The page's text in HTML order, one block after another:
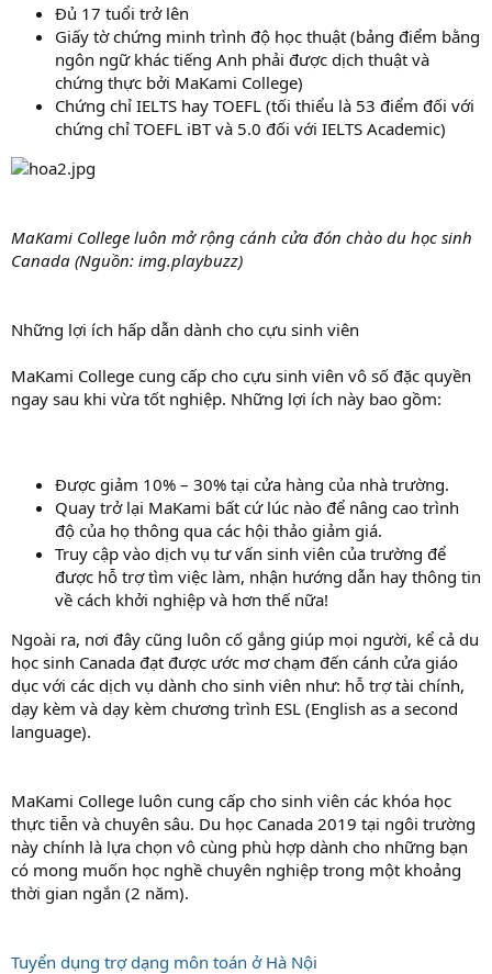
Đủ 17 tuổi trở lên
Giấy tờ chứng minh trình độ học thuật (bảng điểm bằng
ngôn ngữ khác tiếng Anh phải được dịch thuật và
chứng thực bởi MaKami College)
Chứng chỉ IELTS hay TOEFL (tối thiểu là 53 điểm đối với
chứng chỉ TOEFL iBT và 5.0 đối với IELTS Academic)
MaKami College luôn mở rộng cánh cửa đón chào du học sinh
Canada (Nguồn: img.playbuzz)
Những lợi ích hấp dẫn dành cho cựu sinh viên
MaKami College cung cấp cho cựu sinh viên vô số đặc quyền
ngay sau khi vừa tốt nghiệp. Những lợi ích này bao gồm:
Được giảm 10% – 30% tại cửa hàng của nhà trường.
Quay trở lại MaKami bất cứ lúc nào để nâng cao trình
độ của họ thông qua các hội thảo giảm giá.
Truy cập vào dịch vụ tư vấn sinh viên của trường để
được hỗ trợ tìm việc làm, nhận hướng dẫn hay thông tin
về cách khởi nghiệp và hơn thế nữa!
Ngoài ra, nơi đây cũng luôn cố gắng giúp mọi người, kể cả du
học sinh Canada đạt được ước mơ chạm đến cánh cửa giáo
dục với các dịch vụ dành cho sinh viên như: hỗ trợ tài chính,
dạy kèm và dạy kèm chương trình ESL (English as a second
language).
MaKami College luôn cung cấp cho sinh viên các khóa học
thực tiễn và chuyên sâu. Du học Canada 2019 tại ngôi trường
này chính là lựa chọn vô cùng phù hợp dành cho những bạn
có mong muốn học nghề chuyên nghiệp trong một khoảng
thời gian ngắn (2 năm).
Tuyển dụng trợ dạng môn toán ở Hà Nội